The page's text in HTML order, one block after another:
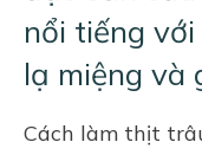
nổi tiếng
lạ miệng và
Cách làm thịt